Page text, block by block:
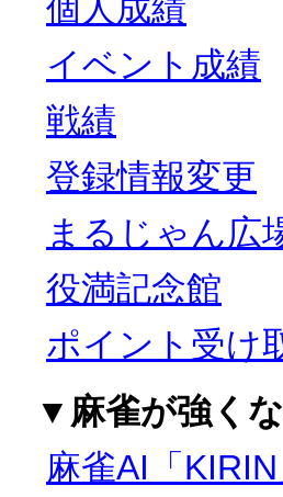
個人成績
イベント成績
戦績
登録情報変更
まるじゃん広
役満記念館
ポイント受け
▼麻雀が強く
麻雀AI「KIRIN